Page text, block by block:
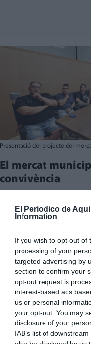
El Periodico de Aqui
Information
If you wish to opt-out of
processing of your
targeted advertising by
section to confirm your
opt-out request is
interest-based ads
us or personal
your opt-out. You may
disclosure of your
IAB’s list of
Presentació del projecte del
El mercat
convivència
que l'actuació és un
de modernització
municipi: "El mercat
fonamental per a la
Tavernes, i amb esta
continue sent un
actuals de la
Per la seua part, el
assenyalat que